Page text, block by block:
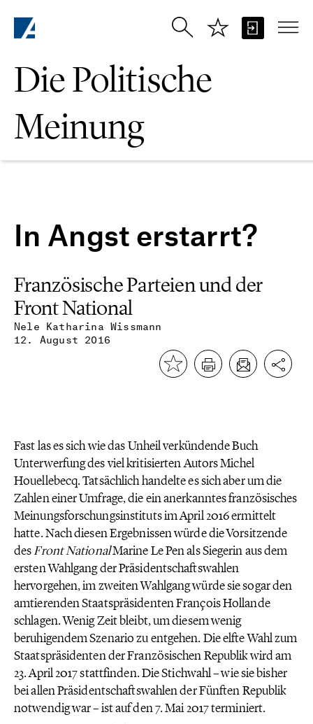
Die Politische
Meinung
In Angst erstarrt?
Nele Katharina Wissmann
12. August 2016
Französische Parteien und der
Front National
Fast las es sich wie das Unheil verkündende Buch
Unterwerfung des viel kritisierten Autors Michel
Houellebecq. Tatsächlich handelte es sich aber um die
Zahlen einer Umfrage, die ein anerkanntes französisches
Meinungsforschungsinstituts im April 2016 ermittelt
hatte. Nach diesen Ergebnissen würde die Vorsitzende
desFront NationalMarine Le Pen als Siegerin aus dem
ersten Wahlgang der Präsidentschaftswahlen
hervorgehen, im zweiten Wahlgang würde sie sogar den
amtierenden Staatspräsidenten François Hollande
schlagen. Wenig Zeit bleibt, um diesem wenig
beruhigendem Szenario zu entgehen. Die elfte Wahl zum
Staatspräsidenten der Französischen Republik wird am
23. April 2017 stattfinden. Die Stichwahl – wie sie bisher
bei allen Präsidentschaftswahlen der Fünften Republik
notwendig war – ist auf den 7. Mai 2017 terminiert.